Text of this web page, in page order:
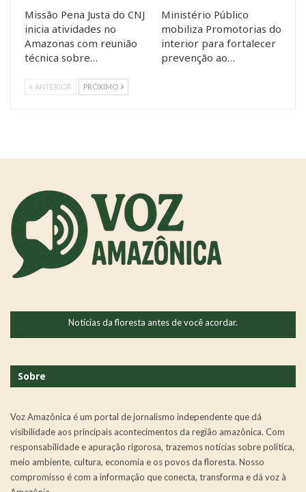
Missão Pena Justa do CNJ
inicia atividades no
Amazonas com reunião
técnica sobre…
Ministério Público
mobiliza Promotorias do
interior para fortalecer
prevenção ao…
ANTERIOR PRÓXIMO
Notícias da floresta antes de você acordar.
Sobre
Voz Amazônica é um portal de jornalismo independente que dá
visibilidade aos principais acontecimentos da região amazônica. Com
responsabilidade e apuração rigorosa, trazemos notícias sobre política,
meio ambiente, cultura, economia e os povos da floresta. Nosso
compromisso é com a informação que conecta, transforma e dá voz à